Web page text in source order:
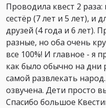
Проводила квест 2
сестёр (7 лет и 5 лет), и
друзей (4 года и 6 лет).
разные, но оба очень
все 100%! И главное - я
как было обычно на дни
самой развлекать
озвучена. Дети просто
Спасибо большое